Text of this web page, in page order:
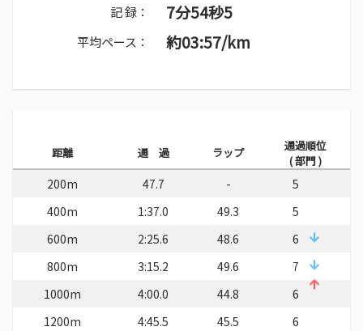
記 録： 7分54秒5
平均ペース： 約03:57/km
距離 通 過 ラップ
通過順位
( 部門 )
200m 47.7 -
5
400m
1:37.0 49.3
5
600m
2:25.6 48.6
6
800m
3:15.2 49.6
7
1000m
4:00.0 44.8
6
1200m
4:45.5 45.5
6